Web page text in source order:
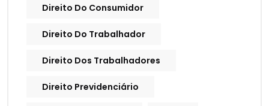
Direito Do Consumidor
Direito Do Trabalhador
Direito Dos Trabalhadores
Direito Previdenciário